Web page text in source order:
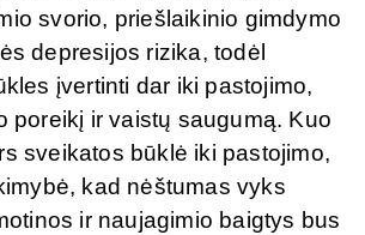
svorio, priešlaikinio gimdymo
depresijos rizika, todėl
įvertinti dar iki pastojimo,
poreikį ir vaistų saugumą. Kuo
sveikatos būklė iki pastojimo,
kad nėštumas vyks
ir naujagimio baigtys bus